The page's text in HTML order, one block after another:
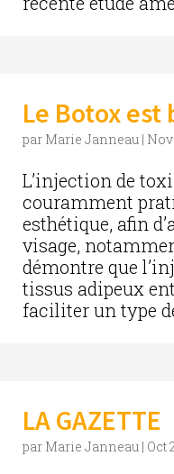
Le Botox
par Marie Janneau | Nov
L’injection de
couramment
esthétique, afin
visage,
démontre que
tissus adipeux
faciliter un type
LA GAZETTE
par Marie Janneau | Oct